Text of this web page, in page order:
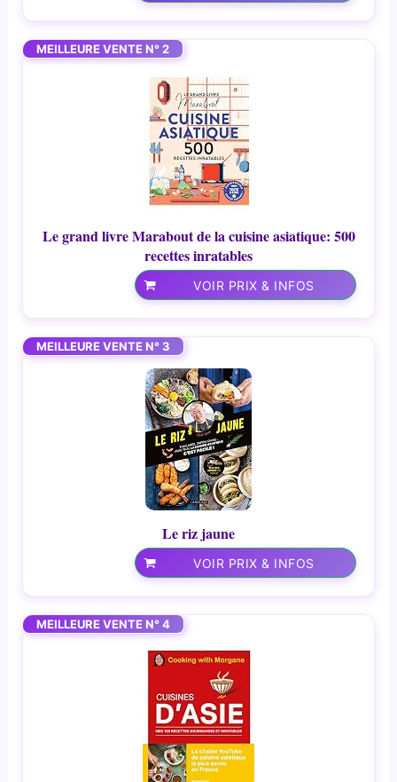
MEILLEURE VENTE N° 2
Le grand livre Marabout de la cuisine asiatique: 500
recettes inratables
VOIR PRIX & INFOS
MEILLEURE VENTE N° 3
Le riz jaune
VOIR PRIX & INFOS
MEILLEURE VENTE N° 4